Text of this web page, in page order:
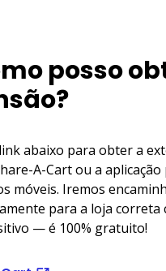
posso
abaixo para obter a
A-Cart ou a aplicação
móveis. Iremos
para a loja correta
— é 100% gratuito!